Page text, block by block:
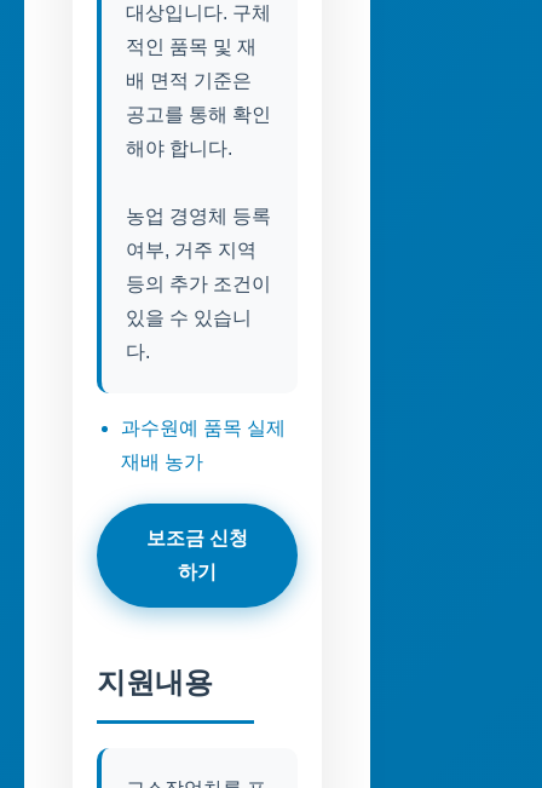
대상입니다. 구체
적인 품목 및 재
배 면적 기준은
공고를 통해 확인
해야 합니다.
농업 경영체 등록
여부, 거주 지역
등의 추가 조건이
있을 수 있습니
다.
과수원예 품목 실제
재배 농가
보조금 신청
하기
지원내용